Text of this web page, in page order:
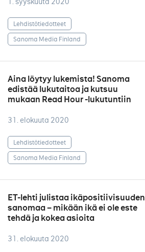
Lehdistötiedotteet
Sanoma Media Finland
Aina löytyy lukemista! Sanoma
edistää lukutaitoa ja kutsuu
mukaan Read Hour -lukutuntiin
31. elokuuta 2020
Lehdistötiedotteet
Sanoma Media Finland
ET-lehti julistaa ikäpositiivisuuden
sanomaa – mikään ikä ei ole este
tehdä ja kokea asioita
31. elokuuta 2020